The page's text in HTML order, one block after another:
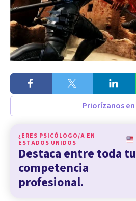
Priorízanos en
¿ERES PSICÓLOGO/A EN
ESTADOS UNIDOS
Destaca entre toda tu
competencia
profesional.